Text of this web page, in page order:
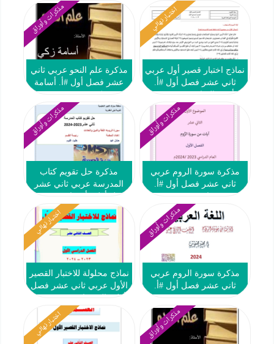
2024
اختبار نهائي
نماذج اختبار قصير أول عربي
ثاني عشر فصل أول #أ.
مذكرات وأوراق
مذكرة علم النحو عربي ثاني
عشر فصل أول #أ. أسامة
مذكرات وأوراق
مذكرة سورة الروم عربي
ثاني عشر فصل أول #أ.
مذكرات وأوراق
مذكرة حل تقويم كتاب
المدرسة عربي ثاني عشر
2024
مذكرات وأوراق
مذكرة سورة الروم عربي
ثاني عشر فصل أول #أ.
اختبار نهائي
نماذج محلولة للاختبار القصير
الأول عربي ثاني عشر فصل
مذكرات وأوراق اختبار نهائي